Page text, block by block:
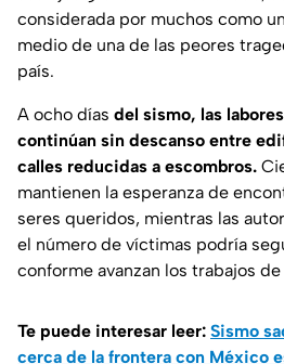
considerada por muchos como
medio de una de las peores
país.
A ocho días del sismo, las
continúan sin descanso entre
calles reducidas a escombros.
mantienen la esperanza de
seres queridos, mientras las
el número de víctimas podría
conforme avanzan los trabajos
Te puede interesar leer: Sismo
cerca de la frontera con México